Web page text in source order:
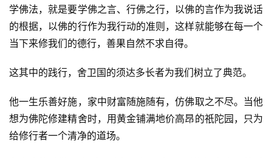
学佛法，就是要学佛之言、行佛之行，以佛的言作为我说话
的根据，以佛的行作为我行动的准则，这样就能够在每一个
当下来修我们的德行，善果自然不求自得。
这其中的践行，舍卫国的须达多长者为我们树立了典范。
他一生乐善好施，家中财富随施随有，仿佛取之不尽。当他
想为佛陀修建精舍时，用黄金铺满地价高昂的祇陀园，只为
给修行者一个清净的道场。